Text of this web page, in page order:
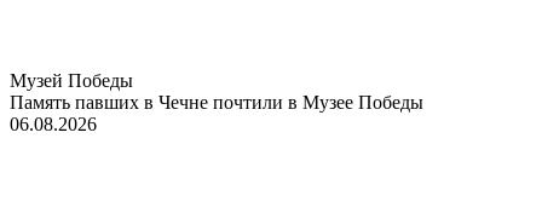
Музей Победы
Память павших в Чечне почтили в Музее Победы
06.08.2026